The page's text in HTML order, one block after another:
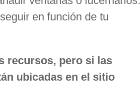
en función de tu
recursos, pero si las
ubicadas en el sitio